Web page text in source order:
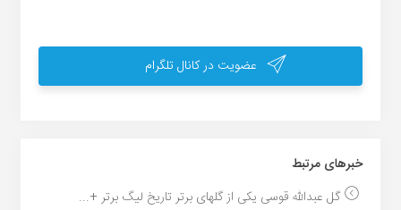
عضویت در کانال تلگرام
خبر‌های مرتبط
گل عبدالله قوسی یکی از گلهای برتر تاریخ لیگ برتر +...